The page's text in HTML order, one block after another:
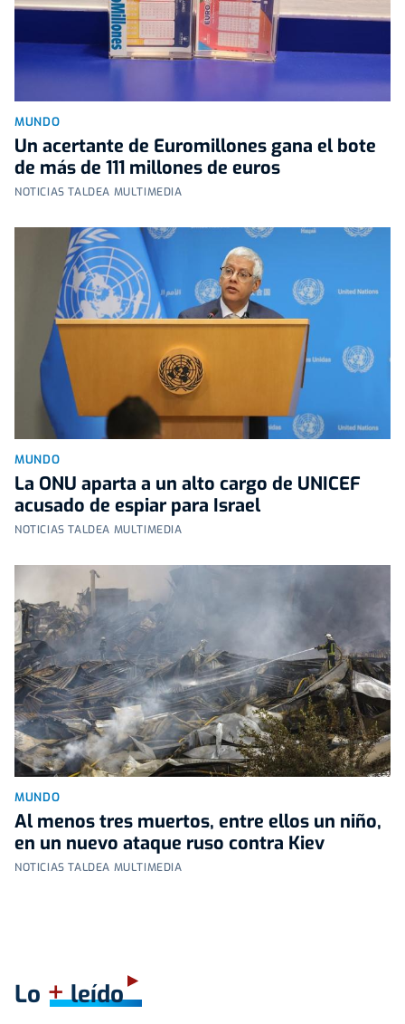
MUNDO
Un acertante de Euromillones gana el bote
de más de 111 millones de euros
NOTICIAS TALDEA MULTIMEDIA
MUNDO
La ONU aparta a un alto cargo de UNICEF
acusado de espiar para Israel
NOTICIAS TALDEA MULTIMEDIA
MUNDO
Al menos tres muertos, entre ellos un niño,
en un nuevo ataque ruso contra Kiev
NOTICIAS TALDEA MULTIMEDIA
Lo +leído